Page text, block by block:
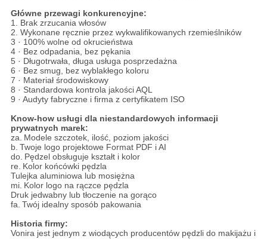
Główne przewagi konkurencyjne:
1. Brak zrzucania włosów
2. Wykonane ręcznie przez wykwalifikowanych rzemieślników
3 · 100% wolne od okrucieństwa
4 · Bez odpadania, bez pękania
5 · Długotrwała, długa usługa posprzedażna
6 · Bez smug, bez wyblakłego koloru
7 · Materiał środowiskowy
8 · Standardowa kontrola jakości AQL
9 · Audyty fabryczne i firma z certyfikatem ISO
Know-how usługi dla niestandardowych informacji
prywatnych marek:
za. Modele szczotek, ilość, poziom jakości
b. Twoje logo projektowe Format PDF i AI
do. Pędzel obsługuje kształt i kolor
re. Kolor końcówki pędzla
Tulejka aluminiowa lub mosiężna
mi. Kolor logo na rączce pędzla
Druk jedwabny lub tłoczenie na gorąco
fa. Twój idealny sposób pakowania
Historia firmy:
Vonira jest jednym z wiodących producentów pędzli do makijażu i